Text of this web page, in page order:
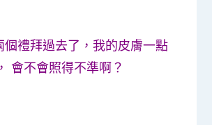
個禮拜過去了，我的皮膚一點
會不會照得不準啊？